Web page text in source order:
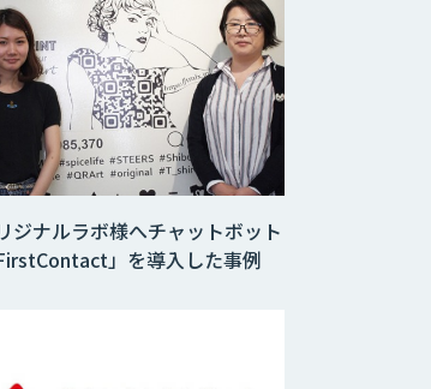
ジナルラボ様へチャットボット
FirstContact」を導入した事例